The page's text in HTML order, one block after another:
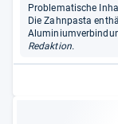
Problematische
Die Zahnpasta
Redaktion.